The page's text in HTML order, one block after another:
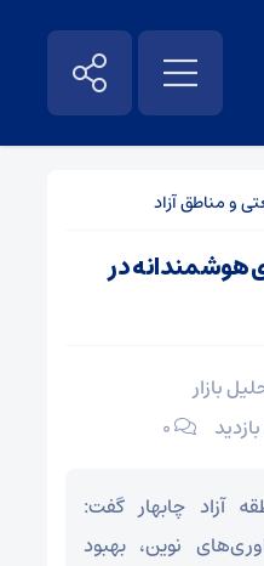
و مناطق آزاد
هوشمندانه در
بازار
۰
آزاد چابهار گفت:
نوین، بهبود